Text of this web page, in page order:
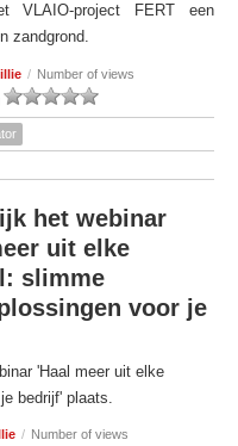
project FERT een
zandgrond.
/ Number of views
het webinar
uit elke
slimme
voor je
'Haal meer uit elke
bedrijf' plaats.
/ Number of views